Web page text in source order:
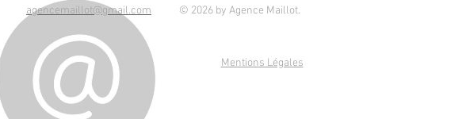
agencemaillot@gmail.com © 2026by Agence Maillot.
Mentions Légales